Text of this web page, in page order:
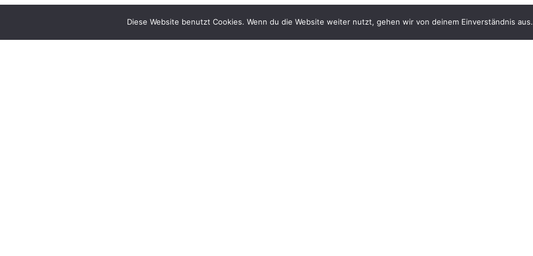
Diese Website benutzt Cookies. Wenn du die Website weiter nutzt, gehen wir von deinem Einverständnis aus.